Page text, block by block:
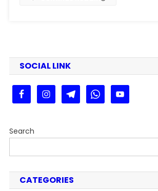
SOCIAL LINK
Search
CATEGORIES